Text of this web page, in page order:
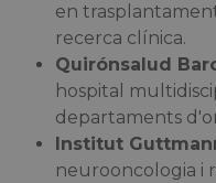
en
recerca clínica.
Quirónsalud
hospital
departaments
Institut
neurooncologia i